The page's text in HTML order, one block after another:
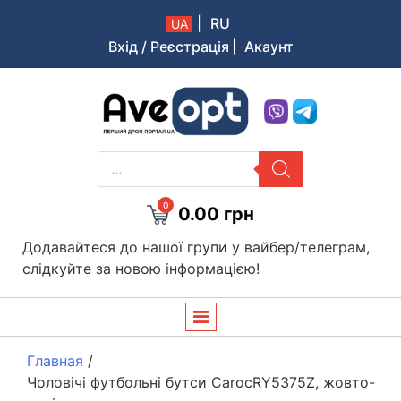
UA
RU
Вхід / Реєстрація
Акаунт
Aveopt – оптова дропшипінг платформа в Україні
PRODUCTS
SEARCH
0 0.00 грн
Додавайтеся до нашої групи у вайбер/телеграм,
слідкуйте за новою інформацією!
Главная /
Чоловічі футбольні бутси CarocRY5375Z, жовто-